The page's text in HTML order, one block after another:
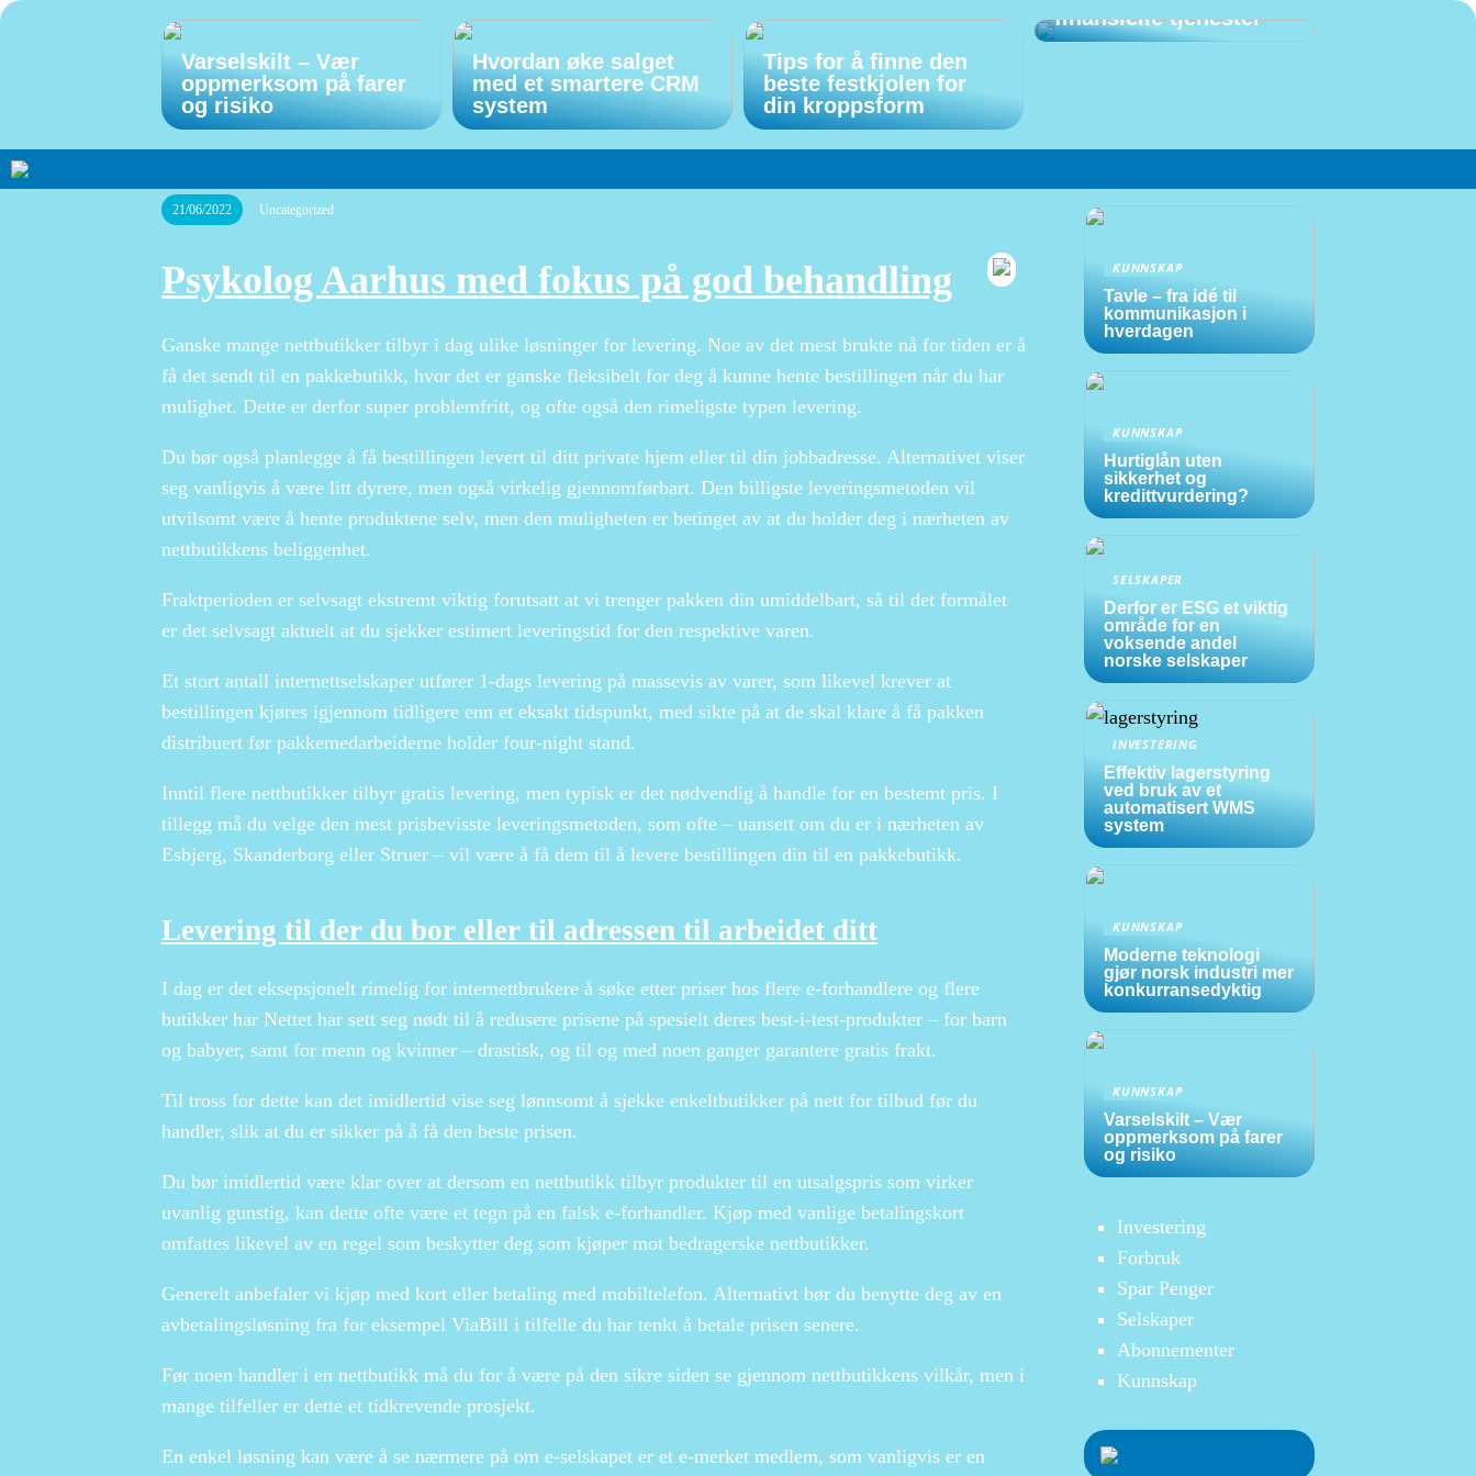
Varselskilt – Vær
oppmerksom på farer
og risiko
Hvordan øke salget
med et smartere CRM
system
Tips for å finne den
beste festkjolen for
din kroppsform
finansielle tjenester
21/06/2022 Uncategorized
Psykolog Aarhus med fokus på god behandling
Ganske mange nettbutikker tilbyr i dag ulike løsninger for levering. Noe av det mest brukte nå for tiden er å
få det sendt til en pakkebutikk, hvor det er ganske fleksibelt for deg å kunne hente bestillingen når du har
mulighet. Dette er derfor super problemfritt, og ofte også den rimeligste typen levering.
Du bør også planlegge å få bestillingen levert til ditt private hjem eller til din jobbadresse. Alternativet viser
seg vanligvis å være litt dyrere, men også virkelig gjennomførbart. Den billigste leveringsmetoden vil
utvilsomt være å hente produktene selv, men den muligheten er betinget av at du holder deg i nærheten av
nettbutikkens beliggenhet.
Fraktperioden er selvsagt ekstremt viktig forutsatt at vi trenger pakken din umiddelbart, så til det formålet
er det selvsagt aktuelt at du sjekker estimert leveringstid for den respektive varen.
Et stort antall internettselskaper utfører 1-dags levering på massevis av varer, som likevel krever at
bestillingen kjøres igjennom tidligere enn et eksakt tidspunkt, med sikte på at de skal klare å få pakken
distribuert før pakkemedarbeiderne holder four-night stand.
Inntil flere nettbutikker tilbyr gratis levering, men typisk er det nødvendig å handle for en bestemt pris. I
tillegg må du velge den mest prisbevisste leveringsmetoden, som ofte – uansett om du er i nærheten av
Esbjerg, Skanderborg eller Struer – vil være å få dem til å levere bestillingen din til en pakkebutikk.
Levering til der du bor eller til adressen til arbeidet ditt
I dag er det eksepsjonelt rimelig for internettbrukere å søke etter priser hos flere e-forhandlere og flere
butikker har Nettet har sett seg nødt til å redusere prisene på spesielt deres best-i-test-produkter – for barn
og babyer, samt for menn og kvinner – drastisk, og til og med noen ganger garantere gratis frakt.
Til tross for dette kan det imidlertid vise seg lønnsomt å sjekke enkeltbutikker på nett for tilbud før du
handler, slik at du er sikker på å få den beste prisen.
Du bør imidlertid være klar over at dersom en nettbutikk tilbyr produkter til en utsalgspris som virker
uvanlig gunstig, kan dette ofte være et tegn på en falsk e-forhandler. Kjøp med vanlige betalingskort
omfattes likevel av en regel som beskytter deg som kjøper mot bedragerske nettbutikker.
Generelt anbefaler vi kjøp med kort eller betaling med mobiltelefon. Alternativt bør du benytte deg av en
avbetalingsløsning fra for eksempel ViaBill i tilfelle du har tenkt å betale prisen senere.
Før noen handler i en nettbutikk må du for å være på den sikre siden se gjennom nettbutikkens vilkår, men i
mange tilfeller er dette et tidkrevende prosjekt.
En enkel løsning kan være å se nærmere på om e-selskapet er et e-merket medlem, som vanligvis er en
KUNNSKAP
Tavle – fra idé til
kommunikasjon i
hverdagen
KUNNSKAP
Hurtiglån uten
sikkerhet og
kredittvurdering?
SELSKAPER
Derfor er ESG et viktig
område for en
voksende andel
norske selskaper
INVESTERING
Effektiv lagerstyring
ved bruk av et
automatisert WMS
system
KUNNSKAP
Moderne teknologi
gjør norsk industri mer
konkurransedyktig
KUNNSKAP
Varselskilt – Vær
oppmerksom på farer
og risiko
Investering
Forbruk
Spar Penger
Selskaper
Abonnementer
Kunnskap